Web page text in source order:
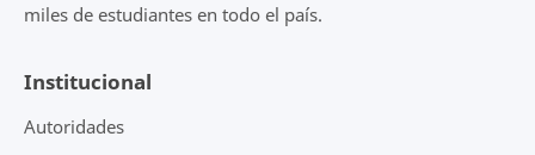
miles de estudiantes en todo el país.
Institucional
Autoridades